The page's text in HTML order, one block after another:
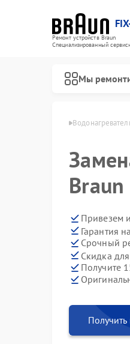
Ремонт устройств Braun
Специализированный
Мы
в Владивостоке
Привезем
Гарантия
Срочный
Скидка
Получите
Получить